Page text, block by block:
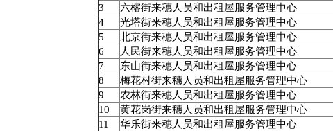
3
六榕街来穗人员和出租屋服务管理中心
4
光塔街来穗人员和出租屋服务管理中心
5
北京街来穗人员和出租屋服务管理中心
6
人民街来穗人员和出租屋服务管理中心
7
东山街来穗人员和出租屋服务管理中心
8
梅花村街来穗人员和出租屋服务管理中心
9
农林街来穗人员和出租屋服务管理中心
10
黄花岗街来穗人员和出租屋服务管理中心
11
华乐街来穗人员和出租屋服务管理中心